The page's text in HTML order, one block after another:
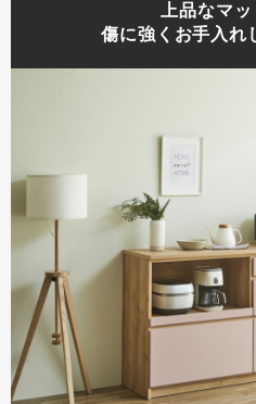
上品なマ
傷に強くお手入れ